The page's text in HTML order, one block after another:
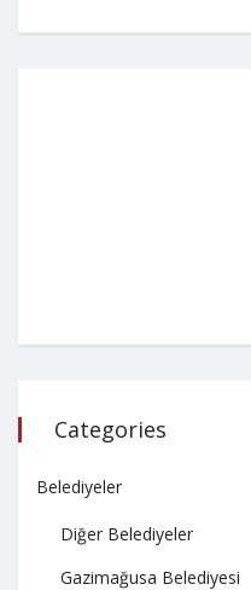
Categories
Belediyeler
Diğer Belediyeler
Gazimağusa Belediyesi